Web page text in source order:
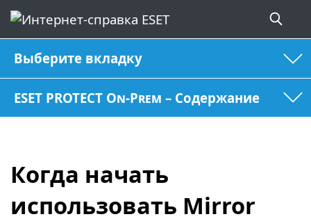
Выберите вкладку
ESET PROTECT On-Prem – Содержание
Когда начать
использовать Mirror